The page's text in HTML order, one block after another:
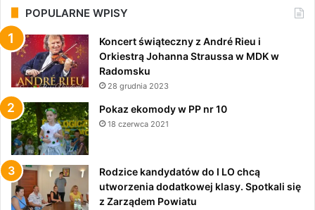
POPULARNE WPISY
Koncert świąteczny z André Rieu i
Orkiestrą Johanna Straussa w MDK w
Radomsku
28 grudnia 2023
Pokaz ekomody w PP nr 10
18 czerwca 2021
Rodzice kandydatów do I LO chcą
utworzenia dodatkowej klasy. Spotkali się
z Zarządem Powiatu